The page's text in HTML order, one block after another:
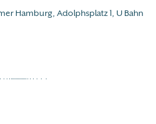
Hamburg, Adolphsplatz 1, U Bahn